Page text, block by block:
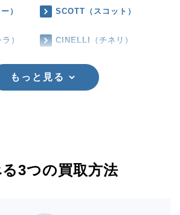
） SCOTT（スコット）
） CINELLI（チネリ）
もっと見る
3つの買取方法